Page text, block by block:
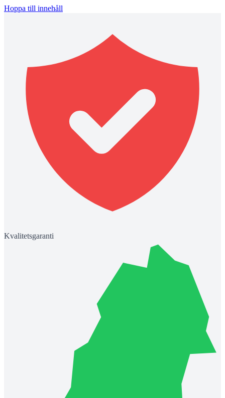
Hoppa till innehåll
Kvalitetsgaranti